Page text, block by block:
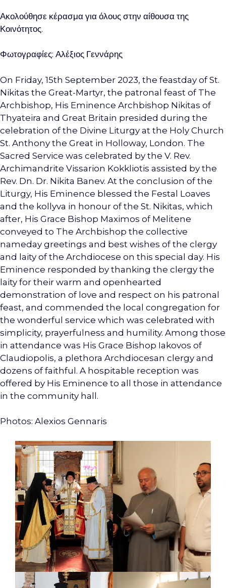
Ακολούθησε κέρασμα για όλους στην αίθουσα της
Κοινότητος.
Φωτογραφίες: Αλέξιος Γεννάρης
On Friday, 15th September 2023, the feastday of St.
Nikitas the Great-Martyr, the patronal feast of The
Archbishop, His Eminence Archbishop Nikitas of
Thyateira and Great Britain presided during the
celebration of the Divine Liturgy at the Holy Church
St. Anthony the Great in Holloway, London. The
Sacred Service was celebrated by the V. Rev.
Archimandrite Vissarion Kokkliotis assisted by the
Rev. Dn. Dr. Nikita Banev. At the conclusion of the
Liturgy, His Eminence blessed the Festal Loaves
and the kollyva in honour of the St. Nikitas, which
after, His Grace Bishop Maximos of Melitene
conveyed to The Archbishop the collective
nameday greetings and best wishes of the clergy
and laity of the Archdiocese on this special day. His
Eminence responded by thanking the clergy the
laity for their warm and openhearted
demonstration of love and respect on his patronal
feast, and commended the local congregation for
the wonderful service which was celebrated with
simplicity, prayerfulness and humility. Among those
in attendance was His Grace Bishop Iakovos of
Claudiopolis, a plethora Archdiocesan clergy and
dozens of faithful. A hospitable reception was
offered by His Eminence to all those in attendance
in the community hall.
Photos: Alexios Gennaris